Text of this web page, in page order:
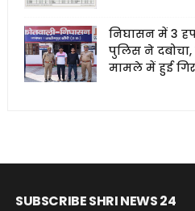
निघासन में 3
पुलिस ने
मामले में हुई
SUBSCRIBE SHRI NEWS 24